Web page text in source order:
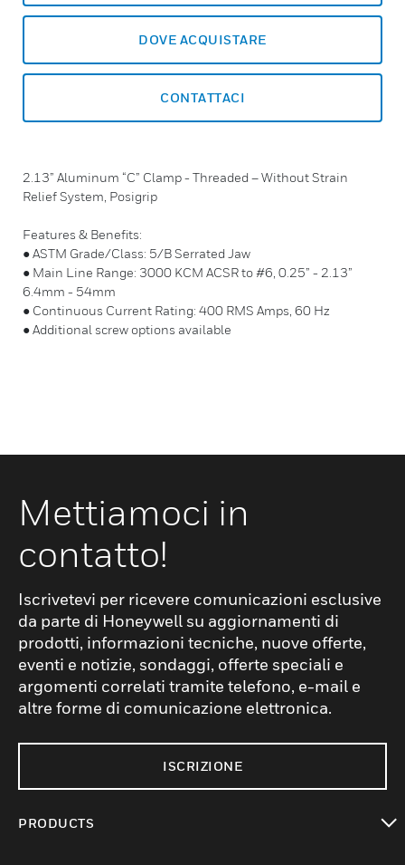
DOVE ACQUISTARE
CONTATTACI
2.13” Aluminum “C” Clamp - Threaded – Without Strain
Relief System, Posigrip
Features & Benefits:
● ASTM Grade/Class: 5/B Serrated Jaw
● Main Line Range: 3000 KCM ACSR to #6, 0.25” - 2.13”
6.4mm - 54mm
● Continuous Current Rating: 400 RMS Amps, 60 Hz
● Additional screw options available
Mettiamoci in
contatto!
Iscrivetevi per ricevere comunicazioni esclusive
da parte di Honeywell su aggiornamenti di
prodotti, informazioni tecniche, nuove offerte,
eventi e notizie, sondaggi, offerte speciali e
argomenti correlati tramite telefono, e-mail e
altre forme di comunicazione elettronica.
ISCRIZIONE
PRODUCTS